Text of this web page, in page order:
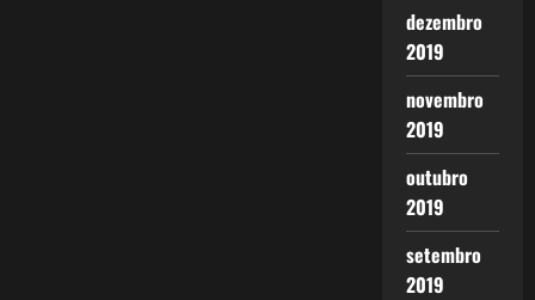
dezembro
2019
novembro
2019
outubro
2019
setembro
2019